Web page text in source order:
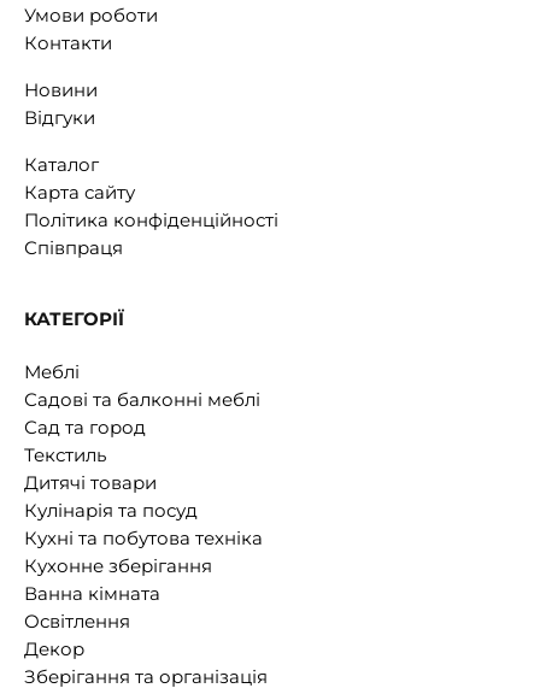
Умови роботи
Контакти
Новини
Відгуки
Каталог
Карта сайту
Політика конфіденційності
Співпраця
КАТЕГОРІЇ
Меблі
Садові та балконні меблі
Сад та город
Текстиль
Дитячі товари
Кулінарія та посуд
Кухні та побутова техніка
Кухонне зберігання
Ванна кімната
Освітлення
Декор
Зберігання та організація